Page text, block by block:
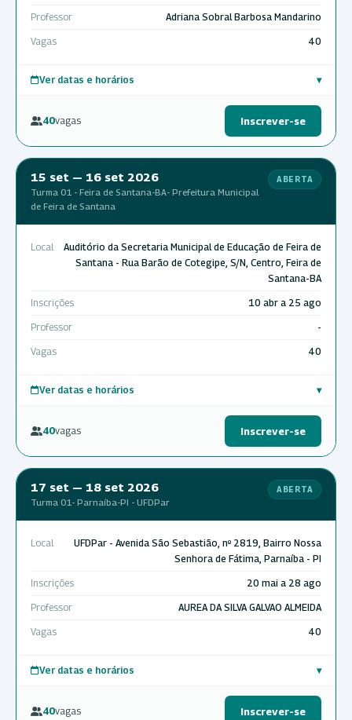
Professor Adriana Sobral Barbosa Mandarino
Vagas 40
Ver datas e horários ▾
40vagas Inscrever-se
15 set — 16 set 2026
Turma 01 - Feira de Santana-BA- Prefeitura Municipal
de Feira de Santana
ABERTA
Local
Auditório da Secretaria Municipal de Educação de Feira de
Santana - Rua Barão de Cotegipe, S/N, Centro, Feira de
Santana-BA
Inscrições 10 abr a 25 ago
Professor -
Vagas 40
Ver datas e horários ▾
40vagas Inscrever-se
17 set — 18 set 2026
Turma 01- Parnaíba-PI - UFDPar
ABERTA
Local
UFDPar - Avenida São Sebastião, nº 2819, Bairro Nossa
Senhora de Fátima, Parnaíba - PI
Inscrições 20 mai a 28 ago
Professor AUREA DA SILVA GALVAO ALMEIDA
Vagas 40
Ver datas e horários ▾
40vagas Inscrever-se